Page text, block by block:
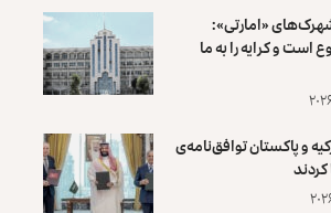
«امارتی»:
و کرایه را به ما
و پاکستان توافق‌نامه‌ی